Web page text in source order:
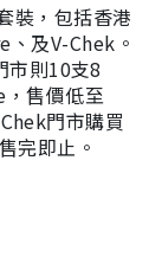
裝，包括香港
及V-Chek。
市則10支8
售價低至
門市購買
完即止。